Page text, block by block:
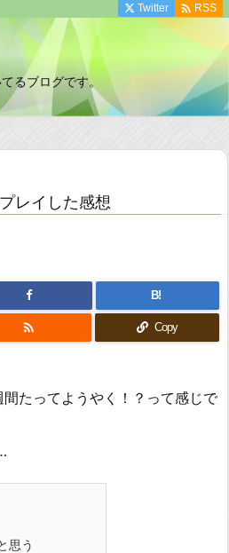
るブログです。
Twitter  RSS
レイした感想
B!
 Copy
たってようやく！？って感じで
思う